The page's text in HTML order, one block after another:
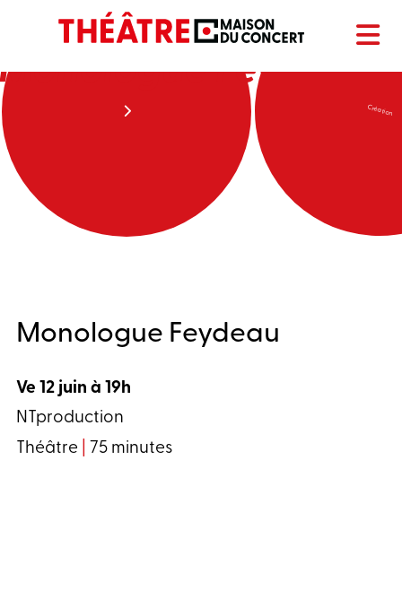
Feydeau
Création
Monologue Feydeau
Ve 12 juin à 19h
NTproduction
Théâtre
75 minutes